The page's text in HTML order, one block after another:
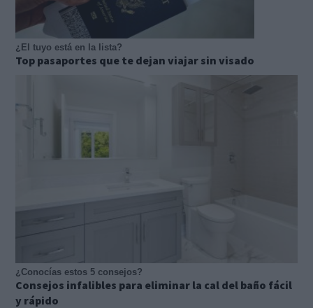
¿El tuyo está en la lista?
Top pasaportes que te dejan viajar sin visado
¿Conocías estos 5 consejos?
Consejos infalibles para eliminar la cal del baño fácil
y rápido